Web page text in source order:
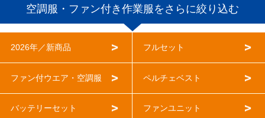
空調服・ファン付き作業服をさらに絞り込む
2026年／新商品 フルセット
ファン付ウエア・空調服 ペルチェベスト
バッテリーセット ファンユニット